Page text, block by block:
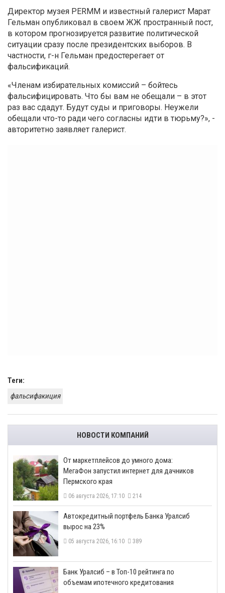
Директор музея PERMM и известный галерист Марат
Гельман опубликовал в своем ЖЖ пространный пост,
в котором прогнозируется развитие политической
ситуации сразу после президентских выборов. В
частности, г-н Гельман предостерегает от
фальсификаций.
«Членам избирательных комиссий – бойтесь
фальсифицировать. Что бы вам не обещали – в этот
раз вас сдадут. Будут суды и приговоры. Неужели
обещали что-то ради чего согласны идти в тюрьму?», -
авторитетно заявляет галерист.
Теги:
фальсифакиция
НОВОСТИ КОМПАНИЙ
От маркетплейсов до умного дома:
МегаФон запустил интернет для дачников
Пермского края
06 августа 2026, 17:10 214
​Автокредитный портфель Банка Уралсиб
вырос на 23%
05 августа 2026, 16:10 389
​Банк Уралсиб – в Топ-10 рейтинга по
объемам ипотечного кредитования